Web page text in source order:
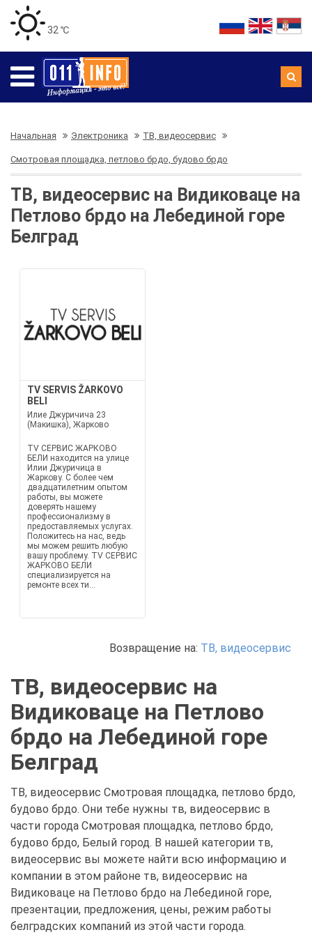
32 ℃
Начальная Электроника ТВ, видеосервис
Смотровая площадка, петлово брдо, будово брдо
ТВ, видеосервис на Видиковаце на
Петлово брдо на Лебединой горе
Белград
TV SERVIS ŽARKOVO
BELI
Илие Джуричича 23
(Макишка), Жарково
TV СЕРВИС ЖАРКОВО
БЕЛИ находится на улице
Илии Джуричица в
Жаркову. С более чем
двадцатилетним опытом
работы, вы можете
доверять нашему
профессионализму в
предоставляемых услугах.
Положитесь на нас, ведь
мы можем решить любую
вашу проблему. TV СЕРВИС
ЖАРКОВО БЕЛИ
специализируется на
ремонте всех ти...
Возвращение на: ТВ, видеосервис
ТВ, видеосервис на
Видиковаце на Петлово
брдо на Лебединой горе
Белград
ТВ, видеосервис Смотровая площадка, петлово брдо,
будово брдо. Они тебе нужны тв, видеосервис в
части города Смотровая площадка, петлово брдо,
будово брдо, Белый город. В нашей категории тв,
видеосервис вы можете найти всю информацию и
компании в этом районе тв, видеосервис на
Видиковаце на Петлово брдо на Лебединой горе,
презентации, предложения, цены, режим работы
белградских компаний из этой части города.